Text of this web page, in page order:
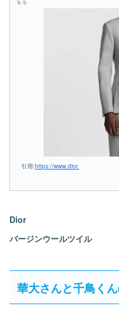
引用:https://www.dior.
Dior
バージンウールツイル
華大さんと千鳥く